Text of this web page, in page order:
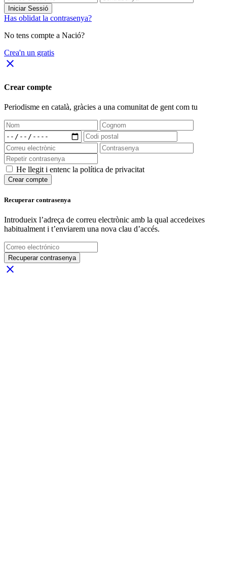
Iniciar Sessió
Has oblidat la contrasenya?
No tens compte a Nació?
Crea'n un gratis
close
Crear compte
Periodisme en català, gràcies a una comunitat de gent com tu
He llegit i entenc la política de privacitat
Crear compte
Recuperar contrasenya
Introdueix l’adreça de correu electrònic amb la qual accedeixes
habitualment i t’enviarem una nova clau d’accés.
Recuperar contrasenya
close